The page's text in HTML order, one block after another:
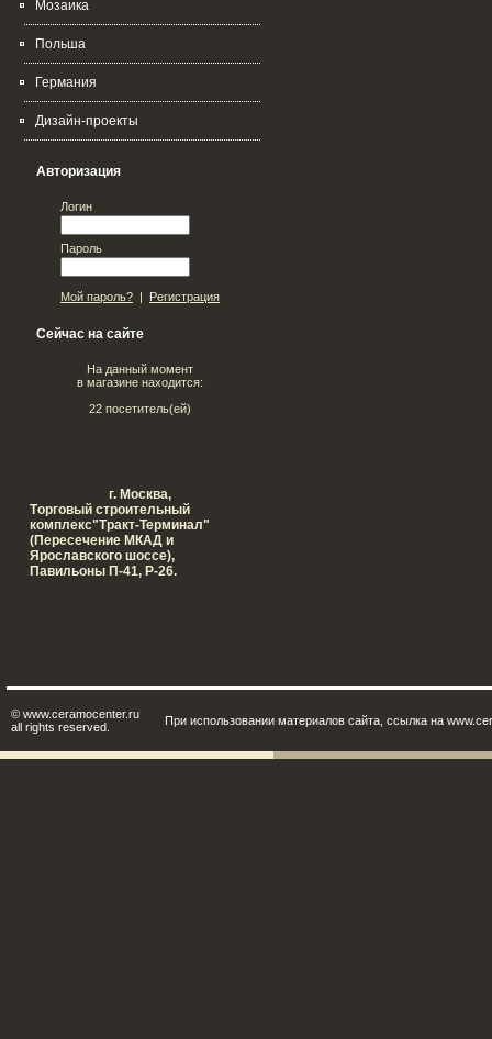
Мозаика
Польша
Германия
Дизайн-проекты
Авторизация
Логин
Пароль
Мой пароль? | Регистрация
Сейчас на сайте
На данный момент
в магазине находится:
22 посетитель(ей)
г. Москва,
Tорговый строительный
комплекс"Тракт-Терминал"
(Пересечение МКАД и
Ярославского шоссе),
Павильоны П-41, Р-26.
© www.ceramocenter.ru
all rights reserved.
При использовании материалов сайта, ссылка на